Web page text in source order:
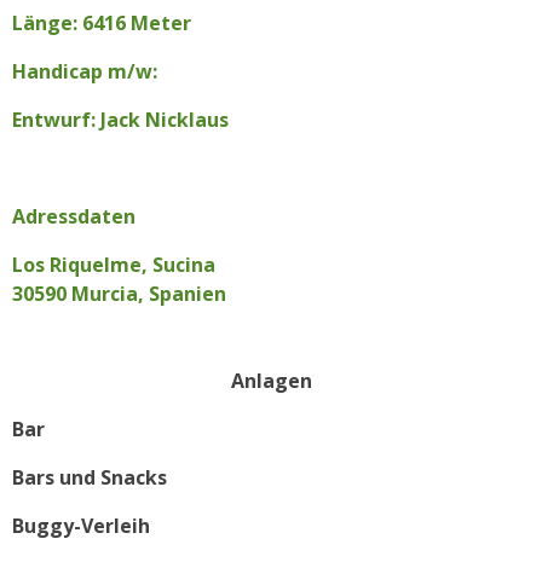
Länge: 6416 Meter
Handicap m/w:
Entwurf: Jack Nicklaus
Adressdaten
Los Riquelme, Sucina
30590 Murcia, Spanien
Anlagen
Bar
Bars und Snacks
Buggy-Verleih